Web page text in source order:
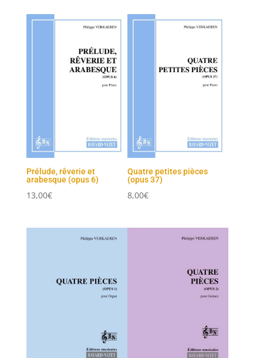
Prélude, rêverie et
arabesque (opus 6)
13,00€
Quatre petites pièces
(opus 37)
8,00€